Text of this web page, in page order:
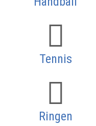
Tennis
Ringen